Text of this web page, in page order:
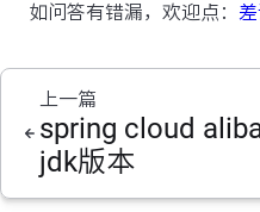
如问答有错漏，欢迎点：
上一篇
spring cloud
jdk版本